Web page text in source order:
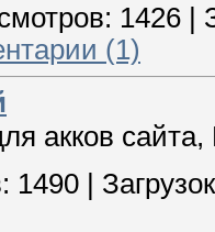
1426
(1)
акков
1490